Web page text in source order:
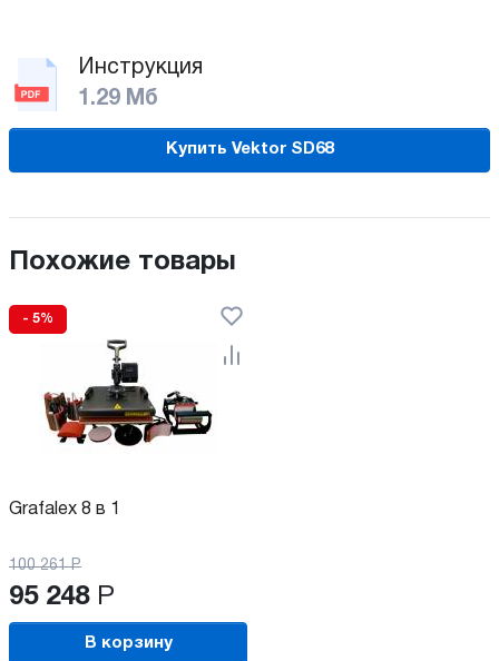
Инструкция
1.29 Мб
Купить Vektor SD68
Похожие товары
- 5%
Grafalex 8 в 1
100 261 Р
95 248 Р
В корзину